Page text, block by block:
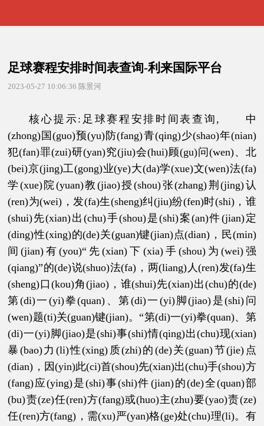
足球赛程安排时间表查询-利来国际平台
2023-05-27 10:06:36 陈景河
核心提示:足球赛程安排时间表查询, 中
(zhong)国(guo)预(yu)防(fang)青(qing)少(shao)年(nian)
犯(fan)罪(zui)研(yan)究(jiu)会(hui)顾(gu)问(wen)、北
(bei)京(jing)工(gong)业(ye)大(da)学(xue)文(wen)法(fa)
学(xue)院(yuan)教(jiao)授(shou)张(zhang)荆(jing)认
(ren)为(wei)，发(fa)生(sheng)纠(jiu)纷(fen)时(shi)，谁
(shui)先(xian)出(chu)手(shou)是(shi)案(an)件(jian)定
(ding)性(xing)的(de)关(guan)键(jian)点(dian)，民(min)
间(jian)有(you)“先(xian)下(xia)手(shou)为(wei)强
(qiang)”的(de)说(shuo)法(fa)，两(liang)人(ren)发(fa)生
(sheng)口(kou)角(jiao)，谁(shui)先(xian)出(chu)的(de)
第(di)一(yi)拳(quan)、第(di)一(yi)脚(jiao)是(shi)问
(wen)题(ti)关(guan)键(jian)。“第(di)一(yi)拳(quan)、第
(di)一(yi)脚(jiao)是(shi)事(shi)情(qing)出(chu)现(xian)
暴(bao)力(li)性(xing)质(zhi)的(de)关(guan)节(jie)点
(dian)，因(yin)此(ci)首(shou)先(xian)出(chu)手(shou)方
(fang)应(ying)是(shi)事(shi)件(jian)的(de)全(quan)部
(bu)责(ze)任(ren)方(fang)或(huo)主(zhu)要(yao)责(ze)
任(ren)方(fang)，需(xu)严(yan)格(ge)处(chu)理(li)。有